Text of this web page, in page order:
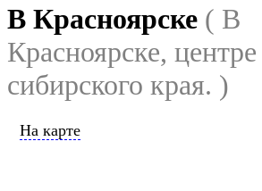
В Красноярске ( В
Красноярске,
сибирского края. )
На карте